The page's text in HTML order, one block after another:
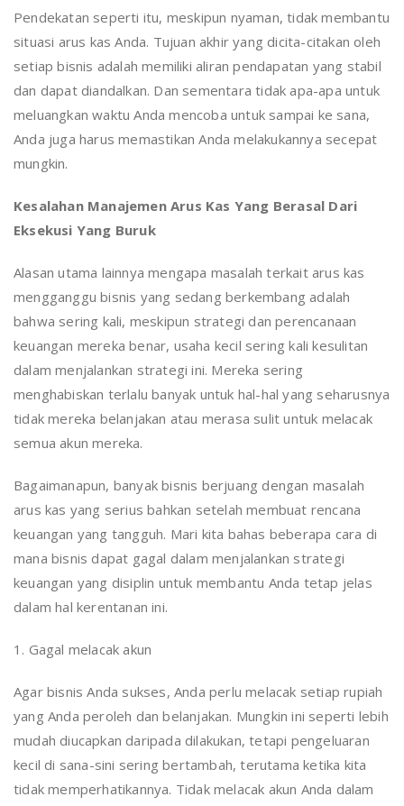
Pendekatan seperti itu, meskipun nyaman, tidak membantu
situasi arus kas Anda. Tujuan akhir yang dicita-citakan oleh
setiap bisnis adalah memiliki aliran pendapatan yang stabil
dan dapat diandalkan. Dan sementara tidak apa-apa untuk
meluangkan waktu Anda mencoba untuk sampai ke sana,
Anda juga harus memastikan Anda melakukannya secepat
mungkin.
Kesalahan Manajemen Arus Kas Yang Berasal Dari
Eksekusi Yang Buruk
Alasan utama lainnya mengapa masalah terkait arus kas
mengganggu bisnis yang sedang berkembang adalah
bahwa sering kali, meskipun strategi dan perencanaan
keuangan mereka benar, usaha kecil sering kali kesulitan
dalam menjalankan strategi ini. Mereka sering
menghabiskan terlalu banyak untuk hal-hal yang seharusnya
tidak mereka belanjakan atau merasa sulit untuk melacak
semua akun mereka.
Bagaimanapun, banyak bisnis berjuang dengan masalah
arus kas yang serius bahkan setelah membuat rencana
keuangan yang tangguh. Mari kita bahas beberapa cara di
mana bisnis dapat gagal dalam menjalankan strategi
keuangan yang disiplin untuk membantu Anda tetap jelas
dalam hal kerentanan ini.
1. Gagal melacak akun
Agar bisnis Anda sukses, Anda perlu melacak setiap rupiah
yang Anda peroleh dan belanjakan. Mungkin ini seperti lebih
mudah diucapkan daripada dilakukan, tetapi pengeluaran
kecil di sana-sini sering bertambah, terutama ketika kita
tidak memperhatikannya. Tidak melacak akun Anda dalam